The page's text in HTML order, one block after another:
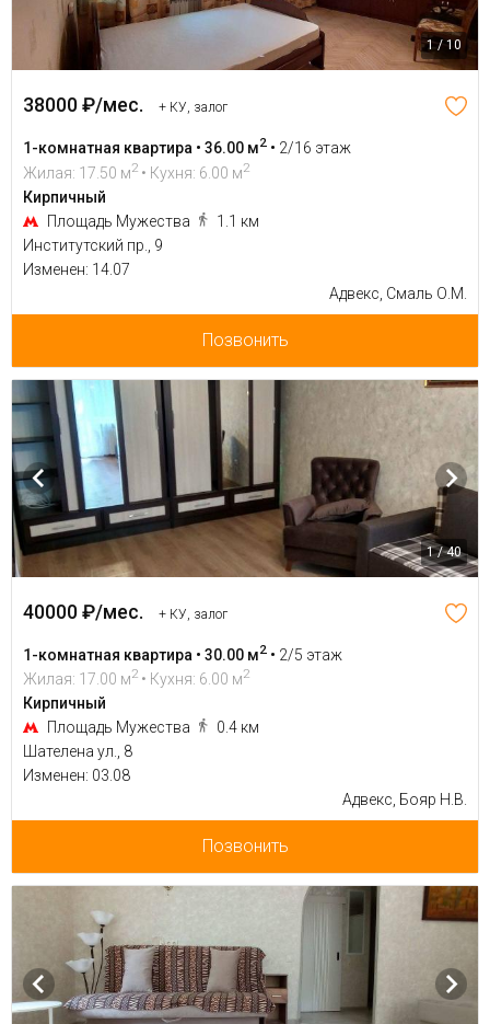
1 / 10
38000 ₽/мес. + КУ, залог
1-комнатная квартира • 36.00 м2 • 2/16 этаж
Жилая: 17.50 м2 • Кухня: 6.00 м2
Кирпичный
Площадь Мужества
1.1 км
Институтский пр., 9
Изменен: 14.07
Адвекс, Смаль О.М.
Позвонить
1 / 40
40000 ₽/мес. + КУ, залог
1-комнатная квартира • 30.00 м2 • 2/5 этаж
Жилая: 17.00 м2 • Кухня: 6.00 м2
Кирпичный
Площадь Мужества
0.4 км
Шателена ул., 8
Изменен: 03.08
Адвекс, Бояр Н.В.
Позвонить